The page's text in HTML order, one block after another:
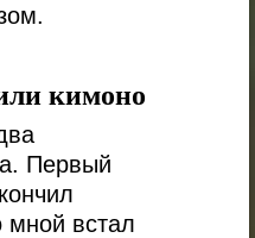
кимоно
Первый
мной встал